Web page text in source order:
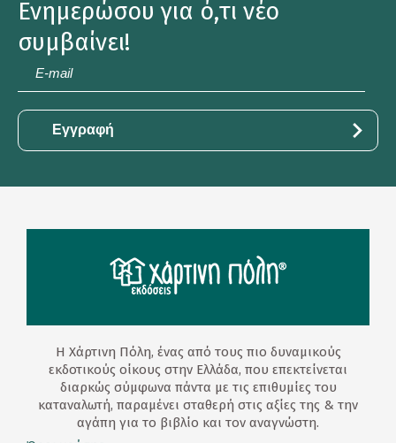
Ενημερώσου για ό,τι νέο
συμβαίνει!
Η Χάρτινη Πόλη, ένας από τους πιο δυναμικούς
εκδοτικούς οίκους στην Ελλάδα, που επεκτείνεται
διαρκώς σύμφωνα πάντα με τις επιθυμίες του
καταναλωτή, παραμένει σταθερή στις αξίες της & την
αγάπη για το βιβλίο και τον αναγνώστη.